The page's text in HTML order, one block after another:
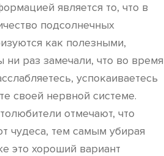
является то, что в
подсолнечных
как полезными,
раз замечали, что во время
успокаиваетесь
своей нервной системе.
отмечают, что
чудеса, тем самым убирая
это хороший вариант